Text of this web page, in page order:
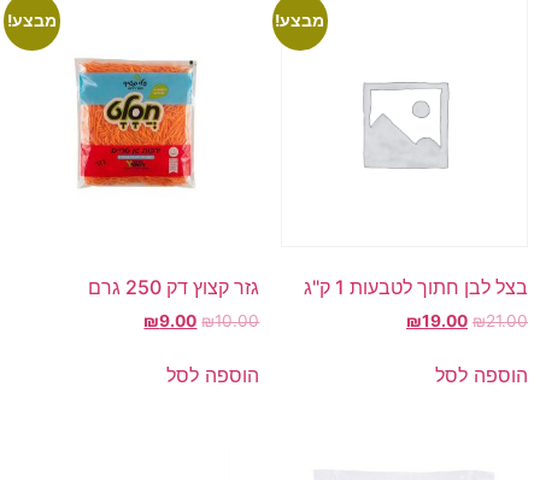
מבצע!
בצל לבן חתוך לטבעות 1 ק"ג
₪21.00
₪19.00
הוספה לסל
מבצע!
גזר קצוץ דק 250 גרם
₪10.00
₪9.00
הוספה לסל